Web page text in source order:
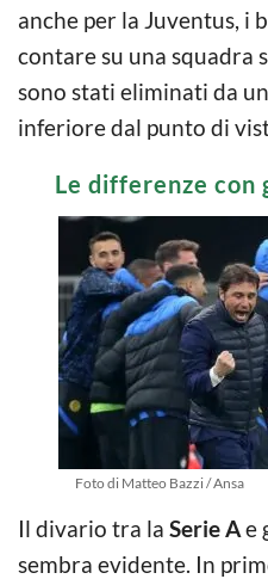
anche per la Juventus, i
contare su una squadra
sono stati eliminati da
inferiore dal punto di
Le differenze
Foto di Matteo Bazzi / Ansa
Il divario tra la Serie Ae
sembra evidente. In